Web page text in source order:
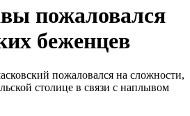
пожаловался
беженцев
пожаловался на сложности,
столице в связи с наплывом